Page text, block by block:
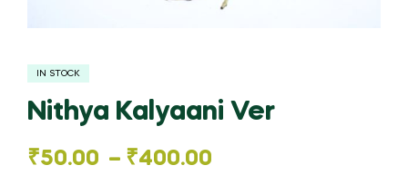
IN STOCK
Nithya Kalyaani Ver
₹50.00 – ₹400.00
Price